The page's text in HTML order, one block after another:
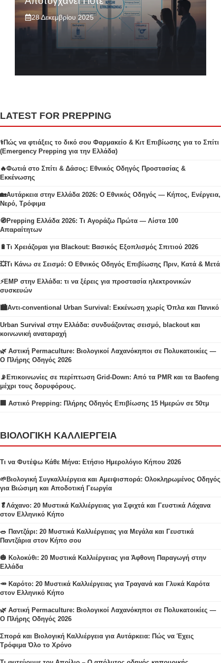
28 Δεκεμβρίου 2025
LATEST FOR PREPPING
⚕️Πώς να φτιάξεις το δικό σου Φαρμακείο & Κιτ Επιβίωσης για το Σπίτι
(Emergency Prepping για την Ελλάδα)
🔥Φωτιά στο Σπίτι & Δάσος: Εθνικός Οδηγός Προστασίας &
Εκκένωσης
🏡Αυτάρκεια στην Ελλάδα 2026: Ο Εθνικός Οδηγός — Κήπος, Ενέργεια,
Νερό, Τρόφιμα
🧭Prepping Ελλάδα 2026: Τι Αγοράζω Πρώτα — Λίστα 100
Απαραίτητων
🔋Τι Χρειάζομαι για Blackout: Βασικός Εξοπλισμός Σπιτιού 2026
💥Τι Κάνω σε Σεισμό: Ο Εθνικός Οδηγός Επιβίωσης Πριν, Κατά & Μετά
⚡EMP στην Ελλάδα: τι να ξέρεις για προστασία ηλεκτρονικών
συσκευών
🏙️Αντι-conventional Urban Survival: Εκκένωση χωρίς Όπλα και Πανικό
Urban Survival στην Ελλάδα: συνδυάζοντας σεισμό, blackout και
κοινωνική αναταραχή
🌿 Αστική Permaculture: Βιολογικοί Λαχανόκηποι σε Πολυκατοικίες —
Ο Πλήρης Οδηγός 2026
📡Επικοινωνίες σε περίπτωση Grid-Down: Από τα PMR και τα Baofeng
μέχρι τους δορυφόρους.
🏢 Αστικό Prepping: Πλήρης Οδηγός Επιβίωσης 15 Ημερών σε 50τμ
ΒΙΟΛΟΓΙΚΗ ΚΑΛΛΙΕΡΓΕΙΑ
Τι να Φυτέψω Κάθε Μήνα: Ετήσιο Ημερολόγιο Κήπου 2026
🌱Βιολογική Συγκαλλιέργεια και Αμειψισπορά: Ολοκληρωμένος Οδηγός
για Βιώσιμη και Αποδοτική Γεωργία
🥬Λάχανο: 20 Μυστικά Καλλιέργειας για Σφιχτά και Γευστικά Λάχανα
στον Ελληνικό Κήπο
🥗 Παντζάρι: 20 Μυστικά Καλλιέργειας για Μεγάλα και Γευστικά
Παντζάρια στον Κήπο σου
🎃 Κολοκύθι: 20 Μυστικά Καλλιέργειας για Άφθονη Παραγωγή στην
Ελλάδα
🥕 Καρότο: 20 Μυστικά Καλλιέργειας για Τραγανά και Γλυκά Καρότα
στον Ελληνικό Κήπο
🌿 Αστική Permaculture: Βιολογικοί Λαχανόκηποι σε Πολυκατοικίες —
Ο Πλήρης Οδηγός 2026
Σπορά και Βιολογική Καλλιέργεια για Αυτάρκεια: Πώς να Έχεις
Τρόφιμα Όλο το Χρόνο